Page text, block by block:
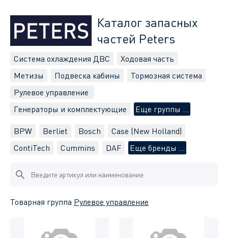
Каталог запасных
частей Peters
Система охлаждения ДВС
Ходовая часть
Метизы
Подвеска кабины
Тормозная система
Рулевое управление
Генераторы и комплектующие
Еще группы ...
BPW Berliet Bosch
Case (New Holland)
ContiTech
Cummins DAF Еще бренды ...
Товарная группа Рулевое управление